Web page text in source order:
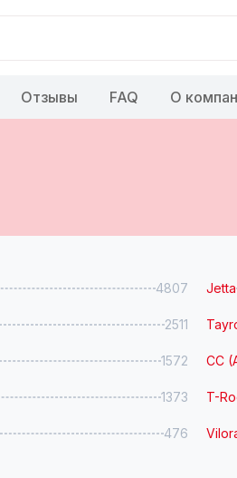
Отзывы FAQ О
4807 Jetta
2511
1572 CC
1373 T-
476